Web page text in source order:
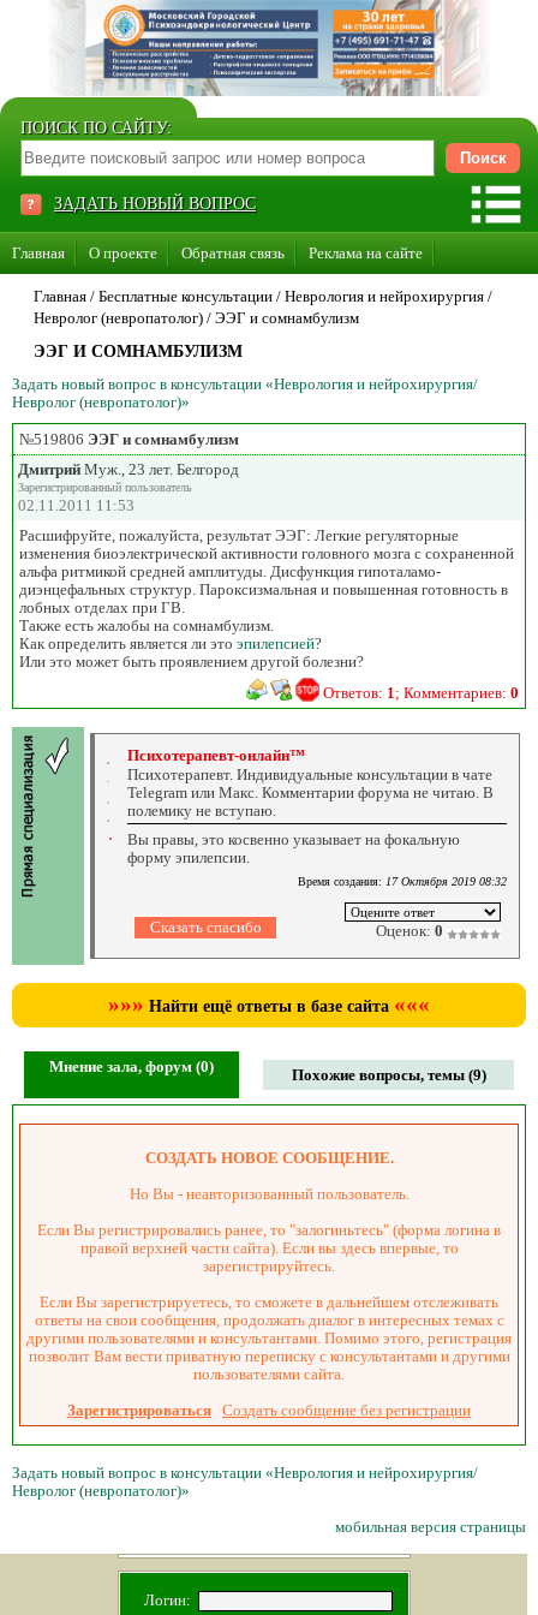
ПОИСК ПО САЙТУ:
ЗАДАТЬ НОВЫЙ ВОПРОС
Главная О проекте Обратная связь Реклама на сайте
Стать консультантом нашего сайта
Главная / Бесплатные консультации / Неврология и нейрохирургия /
Невролог (невропатолог) / ЭЭГ и сомнамбулизм
ЭЭГ И СОМНАМБУЛИЗМ
Задать новый вопрос в консультации «Неврология и нейрохирургия/
Невролог (невропатолог)»
№519806 ЭЭГ и сомнамбулизм
Дмитрий Муж., 23 лет. Белгород
Зарегистрированный пользователь
02.11.2011 11:53
Расшифруйте, пожалуйста, результат ЭЭГ: Легкие регуляторные
изменения биоэлектрической активности головного мозга с сохраненной
альфа ритмикой средней амплитуды. Дисфункция гипоталамо-
диэнцефальных структур. Пароксизмальная и повышенная готовность в
лобных отделах при ГВ.
Также есть жалобы на сомнамбулизм.
Как определить является ли это эпилепсией?
Или это может быть проявлением другой болезни?
Ответов: 1 ; Комментариев: 0
Психотерапевт-онлайн™
Психотерапевт. Индивидуальные консультации в чате
Telegram или Макс. Комментарии форума не читаю. В
полемику не вступаю.
Вы правы, это косвенно указывает на фокальную
форму эпилепсии.
Время создания: 17 Октября 2019 08:32
Оценок: 0
»»» Найти ещё ответы в базе сайта «««
Мнение зала, форум (0) Похожие вопросы, темы (9)
СОЗДАТЬ НОВОЕ СООБЩЕНИЕ.
Но Вы - неавторизованный пользователь.
Если Вы регистрировались ранее, то "залогиньтесь" (форма логина в
правой верхней части сайта). Если вы здесь впервые, то
зарегистрируйтесь.
Если Вы зарегистрируетесь, то сможете в дальнейшем отслеживать
ответы на свои сообщения, продолжать диалог в интересных темах с
другими пользователями и консультантами. Помимо этого, регистрация
позволит Вам вести приватную переписку с консультантами и другими
пользователями сайта.
Зарегистрироваться Создать сообщение без регистрации
Задать новый вопрос в консультации «Неврология и нейрохирургия/
Невролог (невропатолог)»
мобильная версия страницы
Логин: